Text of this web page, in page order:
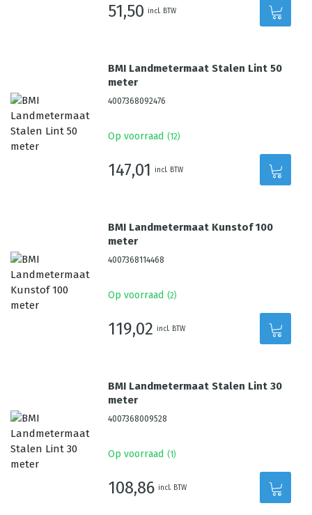
51,50 incl. BTW
BMI Landmetermaat Stalen Lint 50
meter
4007368092476
Op voorraad (12)
147,01 incl. BTW
BMI Landmetermaat Kunstof 100
meter
4007368114468
Op voorraad (2)
119,02 incl. BTW
BMI Landmetermaat Stalen Lint 30
meter
4007368009528
Op voorraad (1 )
108,86 incl. BTW